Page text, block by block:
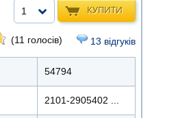
КУПИТИ
1
(11 голосів) 13 відгуків
54794
2101-2905402 ...